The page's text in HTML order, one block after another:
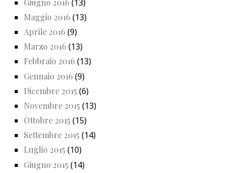
(13)
Maggio 2016 (13)
Aprile 2016 (9)
Marzo 2016 (13)
Febbraio 2016 (13)
Gennaio 2016 (9)
Dicembre 2015 (6)
Novembre 2015 (13)
Ottobre 2015 (15)
Settembre 2015 (14)
Luglio 2015 (10)
Giugno 2015 (14)